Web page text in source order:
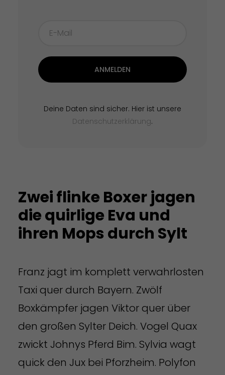
ANMELDEN
Deine Daten sind sicher. Hier ist unsere
Datenschutzerklärung.
Zwei flinke Boxer jagen
die quirlige Eva und
ihren Mops durch Sylt
Franz jagt im komplett verwahrlosten
Taxi quer durch Bayern. Zwölf
Boxkämpfer jagen Viktor quer über
den großen Sylter Deich. Vogel Quax
zwickt Johnys Pferd Bim. Sylvia wagt
quick den Jux bei Pforzheim. Polyfon